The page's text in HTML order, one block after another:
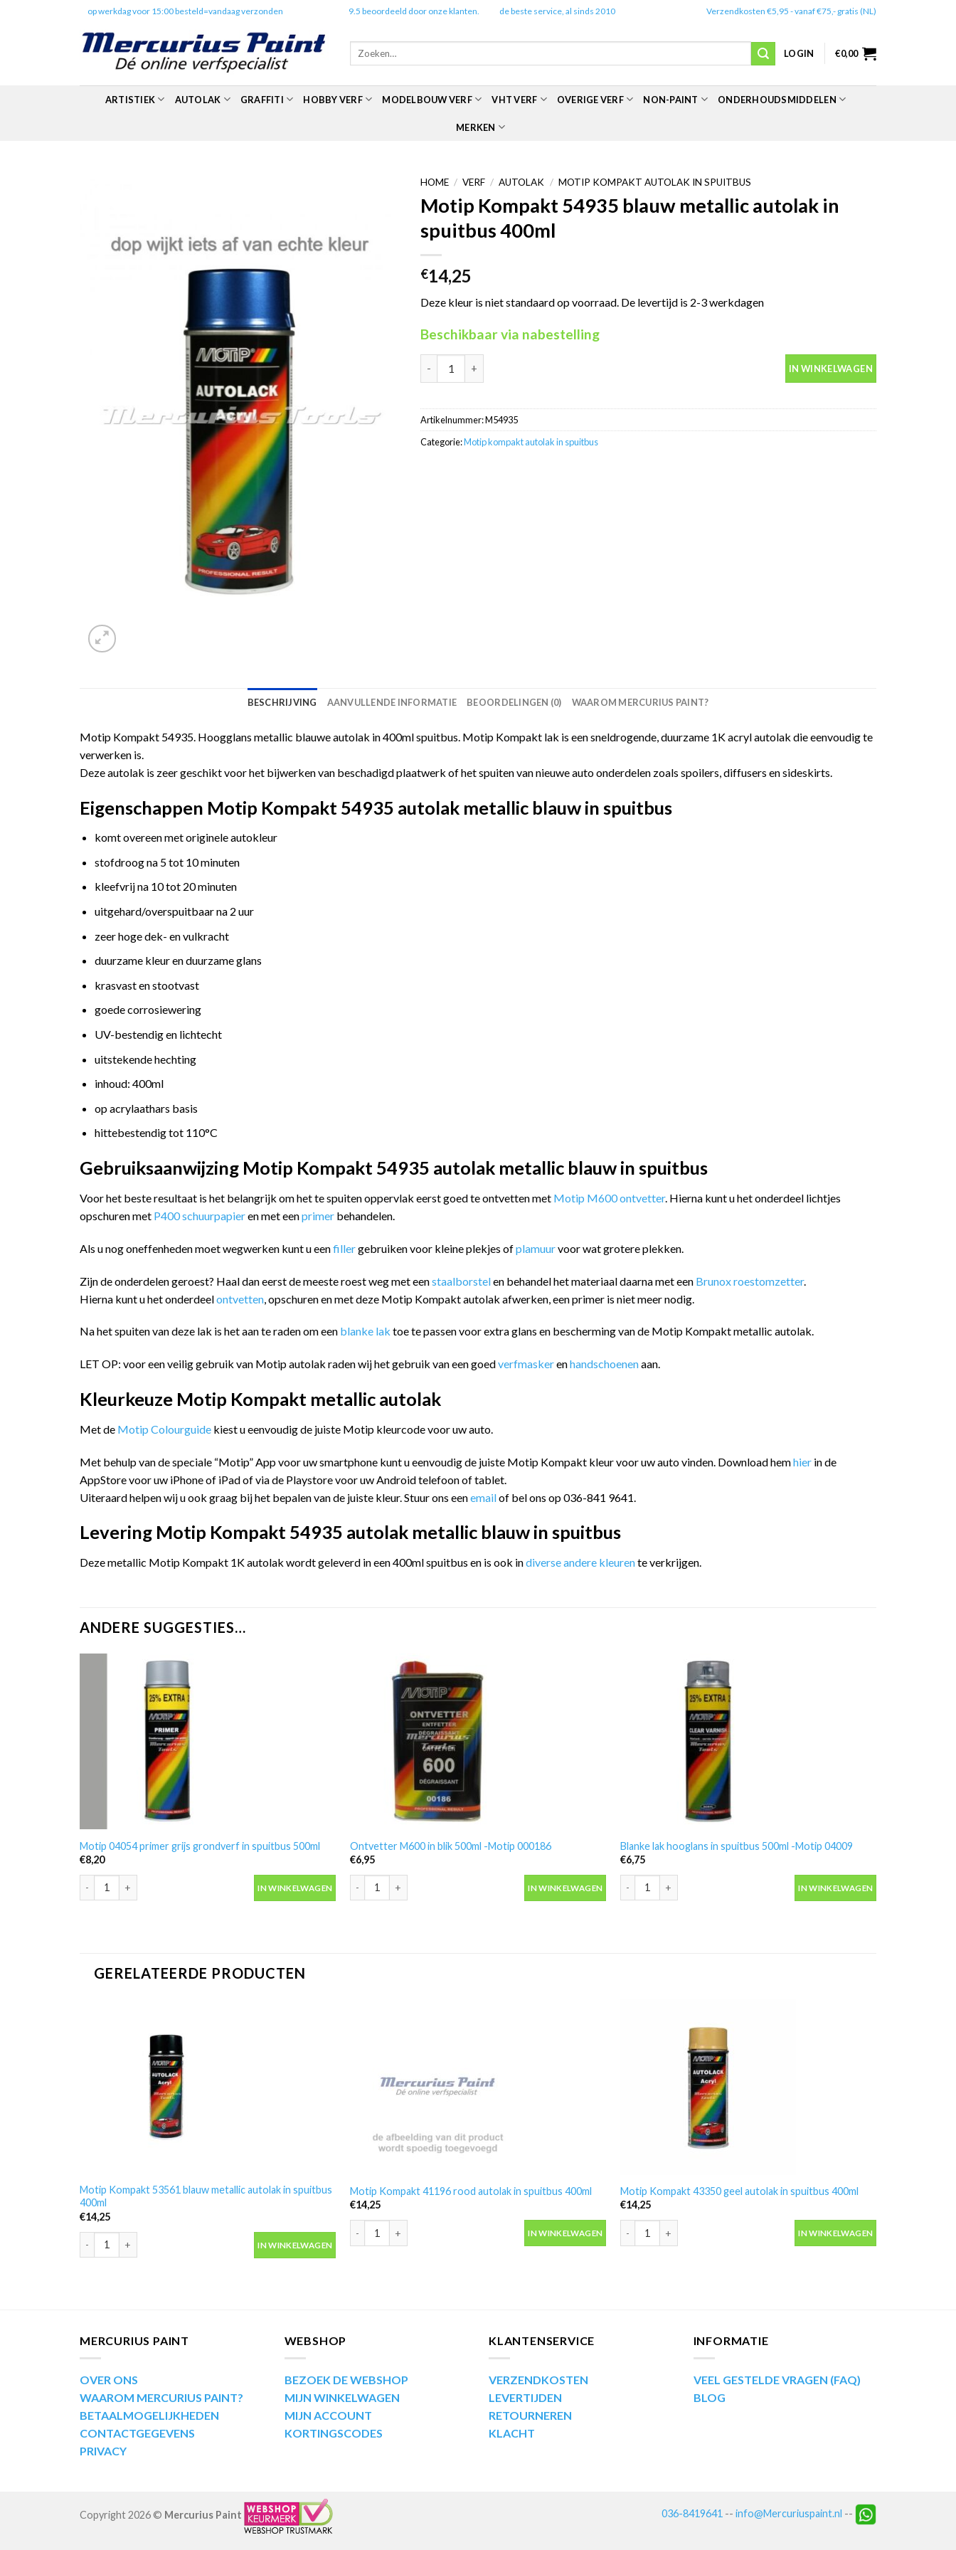
op werkdag voor 15:00 besteld=vandaag verzonden 9.5 beoordeeld door onze klanten. de beste service, al sinds 2010 Verzendkosten €5,95 - vanaf €75,- gratis (NL)
Zoeken
LOGIN €0,00
ARTISTIEK AUTOLAK GRAFFITI HOBBY VERF MODELBOUW VERF VHT VERF OVERIGE VERF NON-PAINT ONDERHOUDSMIDDELEN
MERKEN
HOME / VERF / AUTOLAK / MOTIP KOMPAKT AUTOLAK IN SPUITBUS
Motip Kompakt 54935 blauw metallic autolak in
spuitbus 400ml
€14,25
Deze kleur is niet standaard op voorraad. De levertijd is 2-3 werkdagen
Beschikbaar via nabestelling
IN WINKELWAGEN
Artikelnummer:M54935
Categorie:Motip kompakt autolak in spuitbus
BESCHRIJVING AANVULLENDE INFORMATIE BEOORDELINGEN (0) WAAROM MERCURIUS PAINT?
Motip Kompakt 54935. Hoogglans metallic blauwe autolak in 400ml spuitbus. Motip Kompakt lak is een sneldrogende, duurzame 1K acryl autolak die eenvoudig te
verwerken is.
Deze autolak is zeer geschikt voor het bijwerken van beschadigd plaatwerk of het spuiten van nieuwe auto onderdelen zoals spoilers, diffusers en sideskirts.
Eigenschappen Motip Kompakt 54935 autolak metallic blauw in spuitbus
komt overeen met originele autokleur
stofdroog na 5 tot 10 minuten
kleefvrij na 10 tot 20 minuten
uitgehard/overspuitbaar na 2 uur
zeer hoge dek- en vulkracht
duurzame kleur en duurzame glans
krasvast en stootvast
goede corrosiewering
UV-bestendig en lichtecht
uitstekende hechting
inhoud: 400ml
op acrylaathars basis
hittebestendig tot 110°C
Gebruiksaanwijzing Motip Kompakt 54935 autolak metallic blauw in spuitbus
Voor het beste resultaat is het belangrijk om het te spuiten oppervlak eerst goed te ontvetten met Motip M600 ontvetter. Hierna kunt u het onderdeel lichtjes
opschuren met P400 schuurpapieren met eenprimer behandelen.
Als u nog oneffenheden moet wegwerken kunt u eenfillergebruiken voor kleine plekjes ofplamuurvoor wat grotere plekken.
Zijn de onderdelen geroest? Haal dan eerst de meeste roest weg met eenstaalborstelen behandel het materiaal daarna met een Brunox roestomzetter.
Hierna kunt u het onderdeelontvetten , opschuren en met deze Motip Kompakt autolak afwerken, een primer is niet meer nodig.
Na het spuiten van deze lak is het aan te raden om een blanke lak toe te passen voor extra glans en bescherming van de Motip Kompakt metallic autolak.
LET OP: voor een veilig gebruik van Motip autolak raden wij het gebruik van een goedverfmaskerenhandschoenenaan.
Kleurkeuze Motip Kompakt metallic autolak
Met de Motip Colourguide kiest u eenvoudig de juiste Motip kleurcode voor uw auto.
Met behulp van de speciale “Motip” App voor uw smartphone kunt u eenvoudig de juiste Motip Kompakt kleur voor uw auto vinden. Download hemhier in de
AppStore voor uw iPhone of iPad of via de Playstore voor uw Android telefoon of tablet.
Uiteraard helpen wij u ook graag bij het bepalen van de juiste kleur. Stuur ons eenemailof bel ons op 036-841 9641.
Levering Motip Kompakt 54935 autolak metallic blauw in spuitbus
Deze metallic Motip Kompakt 1K autolak wordt geleverd in een 400ml spuitbus en is ook indiverse andere kleurente verkrijgen.
ANDERE SUGGESTIES…
Motip 04054 primer grijs grondverf in spuitbus 500ml
€8,20
Motip 04054 primer grijs grondverf in spuitbus 500ml aantal
IN WINKELWAGEN
Ontvetter M600 in blik 500ml -Motip 000186
€6,95
Ontvetter M600 in blik 500ml -Motip 000186 aantal
IN WINKELWAGEN
Blanke lak hooglans in spuitbus 500ml -Motip 04009
€6,75
Blanke lak hooglans in spuitbus 500ml -Motip 04009 aantal
IN WINKELWAGEN
GERELATEERDE PRODUCTEN
Motip Kompakt 53561 blauw metallic autolak in spuitbus
400ml
€14,25
Motip Kompakt 53561 blauw metallic autolak in spuitbus 400ml aantal
IN WINKELWAGEN
Motip Kompakt 41196 rood autolak in spuitbus 400ml
€14,25
Motip Kompakt 41196 rood autolak in spuitbus 400ml aantal
IN WINKELWAGEN
Motip Kompakt 43350 geel autolak in spuitbus 400ml
€14,25
Motip Kompakt 43350 geel autolak in spuitbus 400ml aantal
IN WINKELWAGEN
MERCURIUS PAINT
OVER ONS
WAAROM MERCURIUS PAINT?
BETAALMOGELIJKHEDEN
CONTACTGEGEVENS
PRIVACY
WEBSHOP
BEZOEK DE WEBSHOP
MIJN WINKELWAGEN
MIJN ACCOUNT
KORTINGSCODES
KLANTENSERVICE
VERZENDKOSTEN
LEVERTIJDEN
RETOURNEREN
KLACHT
INFORMATIE
VEEL GESTELDE VRAGEN (FAQ)
BLOG
036-8419641 -- info@Mercuriuspaint.nl --
Copyright 2026 © Mercurius Paint